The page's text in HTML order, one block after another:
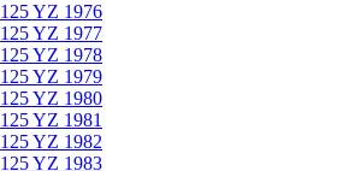
125 YZ 1976
125 YZ 1977
125 YZ 1978
125 YZ 1979
125 YZ 1980
125 YZ 1981
125 YZ 1982
125 YZ 1983